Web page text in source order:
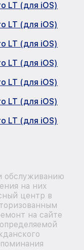
LT (для iOS)
LT (для iOS)
LT (для iOS)
LT (для iOS)
LT (для iOS)
LT (для iOS)
LT (для iOS)
обслуживанию
на них
центр в
на сайте